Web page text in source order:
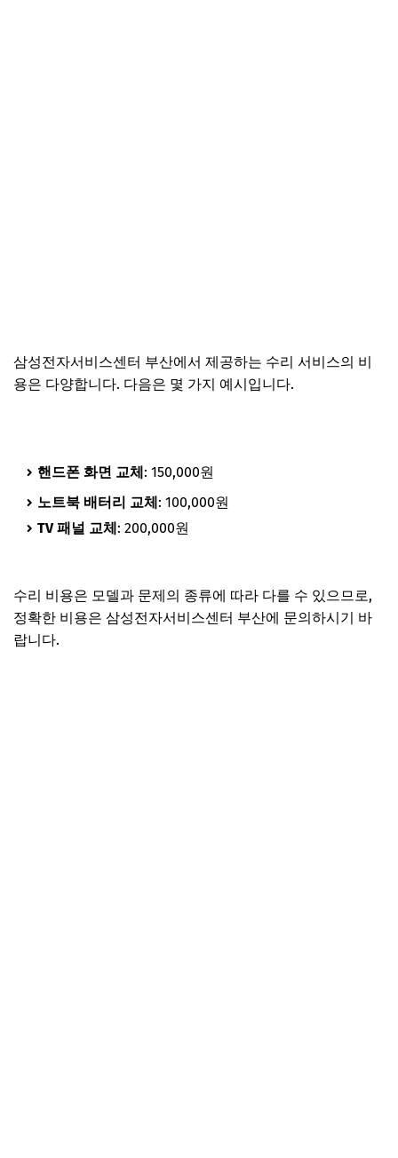
삼성전자서비스센터 부산에서 제공하는 수리 서비스의 비
용은 다양합니다. 다음은 몇 가지 예시입니다.
핸드폰 화면 교체: 150,000원
노트북 배터리 교체: 100,000원
TV 패널 교체: 200,000원
수리 비용은 모델과 문제의 종류에 따라 다를 수 있으므로,
정확한 비용은 삼성전자서비스센터 부산에 문의하시기 바
랍니다.